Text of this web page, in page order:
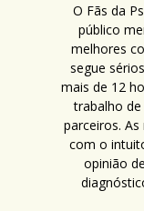
O Fãs da
público
melhores
segue
mais de 12
trabalho
parceiros.
com o
opinião